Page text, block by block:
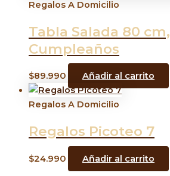
Regalos A Domicilio
Tabla Salada 80 cm,
Cumpleaños
$89.990 Añadir al carrito
Regalos A Domicilio
Regalos Picoteo 7
$24.990 Añadir al carrito